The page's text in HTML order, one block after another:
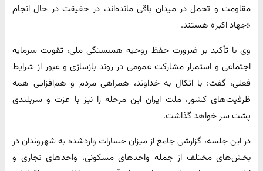
مقاومت و تحمل در میدان باقی مانده‌اند، در حقیقت در حال انجام
«جهاد اکبر» هستند.
وی با تأکید بر ضرورت حفظ روحیه همبستگی ملی، تقویت سرمایه
اجتماعی و استمرار مشارکت عمومی در روند بازسازی و عبور از شرایط
فعلی، گفت: با اتکال به خداوند، همراهی مردم و هم‌افزایی همه
ظرفیت‌های کشور، ملت ایران این مرحله را نیز با عزت و سربلندی
پشت سر خواهد گذاشت.
در این جلسه، گزارشی جامع از میزان خسارات واردشده به شهروندان در
بخش‌های مختلف از جمله واحدهای مسکونی، واحدهای تجاری و